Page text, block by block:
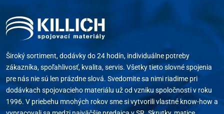
Široký sortiment, dodávky do 24 hodín, individuálne potreby
zákazníka, spoľahlivosť, kvalita, servis. Všetky tieto slovné spojenia
pre nás nie sú len prázdne slová. Svedomite sa nimi riadime pri
dodávkach spojovacieho materiálu už od vzniku spoločnosti v roku
1996. V priebehu mnohých rokov sme si vytvorili vlastné know-how a